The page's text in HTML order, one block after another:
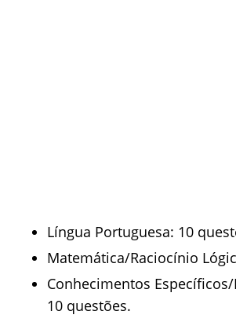
Língua Portuguesa: 10
Matemática/Raciocínio
Conhecimentos
10 questões.